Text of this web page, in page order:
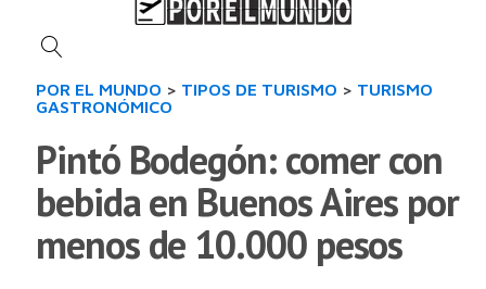
POR EL MUNDO > TIPOS DE TURISMO > TURISMO
GASTRONÓMICO
Pintó Bodegón: comer con
bebida en Buenos Aires por
menos de 10.000 pesos